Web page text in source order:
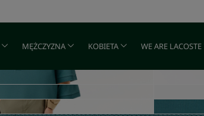
MĘŻCZYZNA KOBIETA WE ARE LACOSTE